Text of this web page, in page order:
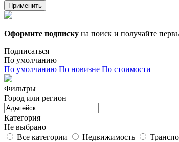
Применить
Оформите подписку на поиск и получайте
Подписаться
По умолчанию
По умолчанию По новизне По стоимости
Фильтры
Город или регион
Категория
Не выбрано
Все категории
Недвижимость